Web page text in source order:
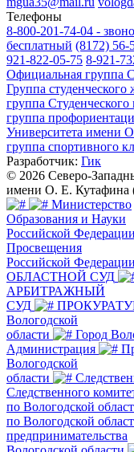
Телефоны
8-800-201-74-04 -
бесплатный (8172) 56-
921-822-05-75 8-921-
Официальная группа
Группа
группа
группа
Университета
группа спортивного
Разработчик: Гик
© 2026 Северо-
имени О. Е.
Министерство
Образования и Науки
Российской Федерации
Просвещения
Российской Федерации
ОБЛАСТНОЙ СУД
АРБИТРАЖНЫЙ
СУД
Вологодской
области
Город
Администрация
Вологодской
области
Следственного
по Вологодской
по Вологодской
предпринимательства